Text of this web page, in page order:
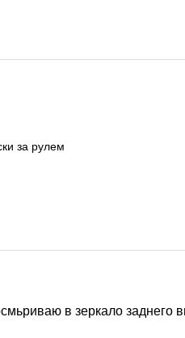
за рулем
в зеркало заднего